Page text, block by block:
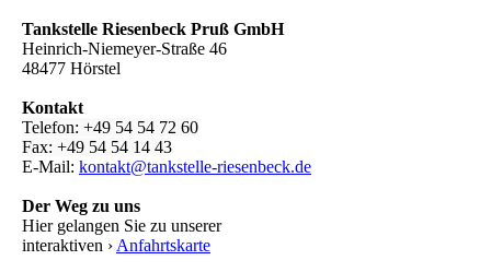
Tankstelle Riesenbeck Pruß GmbH
Heinrich-Niemeyer-Straße 46
48477 Hörstel
Kontakt
Telefon: +49 54 54 72 60
Fax: +49 54 54 14 43
E-Mail: kontakt@tankstelle-riesenbeck.de
Der Weg zu uns
Hier gelangen Sie zu unserer
interaktiven ›Anfahrtskarte